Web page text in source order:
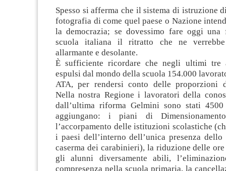
Spesso si afferma che il sistema di istruzione
fotografia di come quel paese o Nazione
la democrazia; se dovessimo fare oggi una
scuola italiana il ritratto che ne
allarmante e desolante.
È sufficiente ricordare che negli ultimi tre
espulsi dal mondo della scuola 154.000
ATA, per rendersi conto delle proporzioni
Nella nostra Regione i lavoratori della
dall’ultima riforma Gelmini sono stati
aggiungano: i piani di
l’accorpamento delle istituzioni scolastiche
i paesi dell’interno dell’unica presenza
caserma dei carabinieri), la riduzione delle
gli alunni diversamente abili,
compresenza nella scuola primaria, la